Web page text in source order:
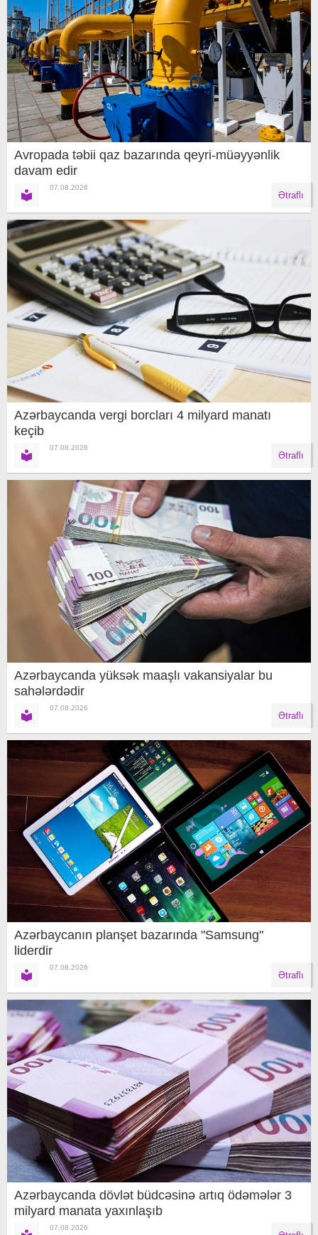
Avropada təbii qaz bazarında qeyri-müəyyənlik
davam edir
07.08.2026
Ətraflı
Azərbaycanda vergi borcları 4 milyard manatı
keçib
07.08.2026
Ətraflı
Azərbaycanda yüksək maaşlı vakansiyalar bu
sahələrdədir
07.08.2026
Ətraflı
Azərbaycanın planşet bazarında "Samsung"
liderdir
07.08.2026
Ətraflı
Azərbaycanda dövlət büdcəsinə artıq ödəmələr 3
milyard manata yaxınlaşıb
07.08.2026